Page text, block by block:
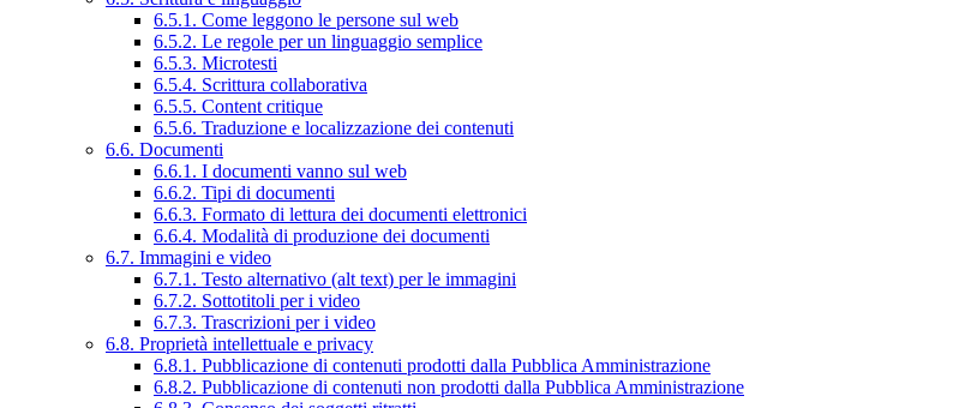
6.5.1. Come leggono le persone sul web
6.5.2. Le regole per un linguaggio semplice
6.5.3. Microtesti
6.5.4. Scrittura collaborativa
6.5.5. Content critique
6.5.6. Traduzione e localizzazione dei contenuti
6.6. Documenti
6.6.1. I documenti vanno sul web
6.6.2. Tipi di documenti
6.6.3. Formato di lettura dei documenti elettronici
6.6.4. Modalità di produzione dei documenti
6.7. Immagini e video
6.7.1. Testo alternativo (alt text) per le immagini
6.7.2. Sottotitoli per i video
6.7.3. Trascrizioni per i video
6.8. Proprietà intellettuale e privacy
6.8.1. Pubblicazione di contenuti prodotti dalla Pubblica Amministrazione
6.8.2. Pubblicazione di contenuti non prodotti dalla Pubblica Amministrazione